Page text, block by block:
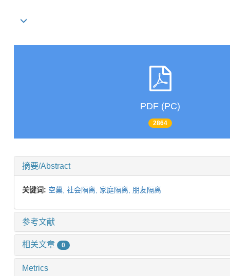
PDF (PC)
2864
摘要/Abstract
关键词: 空巢, 社会隔离, 家庭隔离, 朋友隔离
参考文献
相关文章 0
Metrics